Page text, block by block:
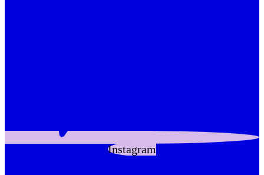
Instagram